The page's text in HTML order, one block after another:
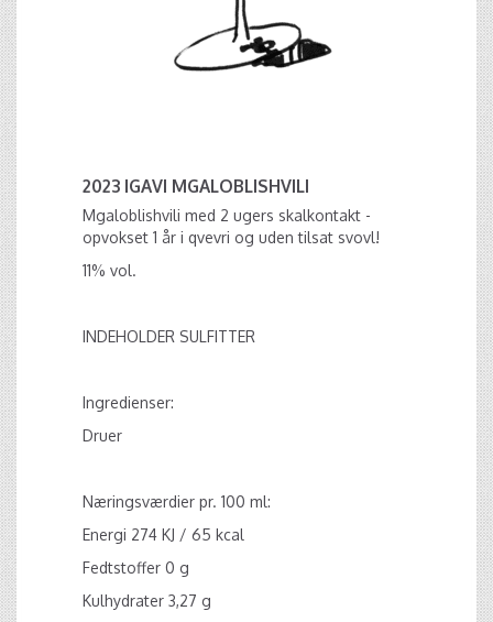
2023 IGAVI MGALOBLISHVILI
Mgaloblishvili med 2 ugers skalkontakt -
opvokset 1 år i qvevri og uden tilsat svovl!
11% vol.
INDEHOLDER SULFITTER
Ingredienser:
Druer
Næringsværdier pr. 100 ml:
Energi 274 KJ / 65 kcal
Fedtstoffer 0 g
Kulhydrater 3,27 g